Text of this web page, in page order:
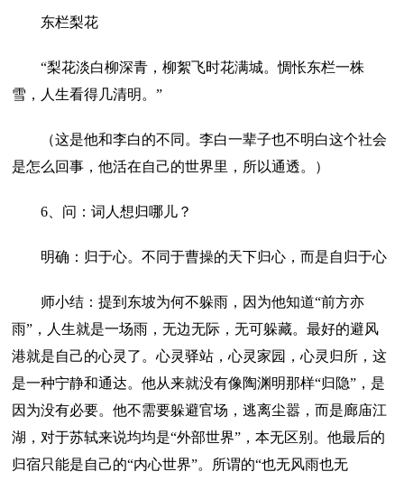
东栏梨花
“梨花淡白柳深青，柳絮飞时花满城。惆怅东栏一株
雪，人生看得几清明。”
（这是他和李白的不同。李白一辈子也不明白这个社会
是怎么回事，他活在自己的世界里，所以通透。）
6、问：词人想归哪儿？
明确：归于心。不同于曹操的天下归心，而是自归于心
师小结：提到东坡为何不躲雨，因为他知道“前方亦
雨”，人生就是一场雨，无边无际，无可躲藏。最好的避风
港就是自己的心灵了。心灵驿站，心灵家园，心灵归所，这
是一种宁静和通达。他从来就没有像陶渊明那样“归隐”，是
因为没有必要。他不需要躲避官场，逃离尘嚣，而是廊庙江
湖，对于苏轼来说均均是“外部世界”，本无区别。他最后的
归宿只能是自己的“内心世界”。所谓的“也无风雨也无